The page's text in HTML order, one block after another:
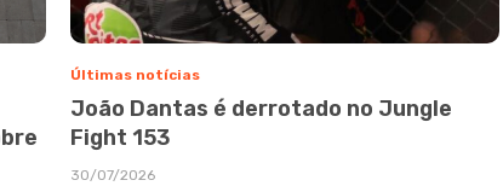
Últimas notícias
João Dantas é derrotado no Jungle
Fight 153
30/07/2026